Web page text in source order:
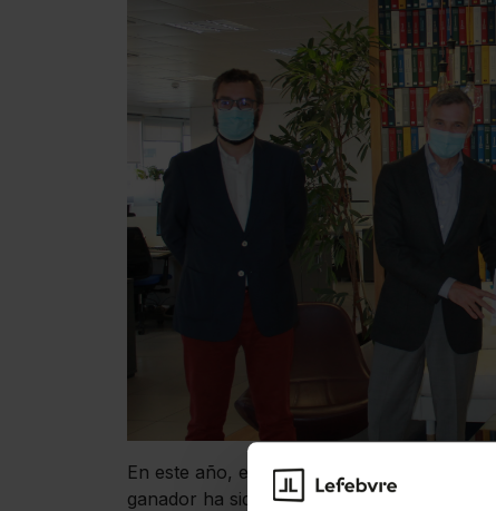
En este año, en elPremio Salud y Empresa
ganador ha sido
Securitas Direct